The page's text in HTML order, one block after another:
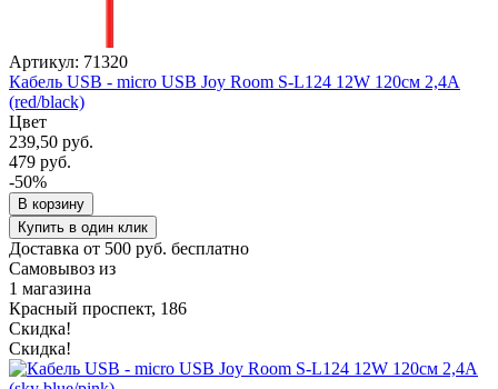
Артикул: 71320
Кабель USB - micro USB Joy Room S-L124 12W 120см 2,4A
(red/black)
Цвет
239,50 руб.
479 руб.
-50%
В корзину
Купить в один клик
Доставка от 500 руб. бесплатно
Самовывоз из
1 магазина
Красный проспект, 186
Скидка!
Скидка!